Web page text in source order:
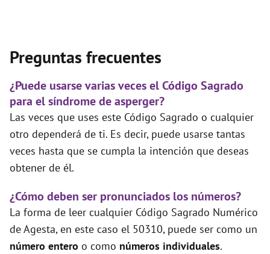
Preguntas frecuentes
¿Puede usarse varias veces el Código Sagrado
para el síndrome de asperger?
Las veces que uses este Código Sagrado o cualquier
otro dependerá de ti. Es decir, puede usarse tantas
veces hasta que se cumpla la intención que deseas
obtener de él.
¿Cómo deben ser pronunciados los números?
La forma de leer cualquier Código Sagrado Numérico
de Agesta, en este caso el 50310, puede ser como un
número entero o como números individuales.